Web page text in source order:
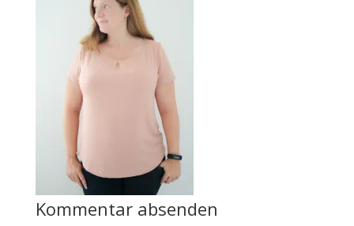
Kommentar absenden